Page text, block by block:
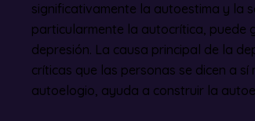
significativamente la autoestima y la
particularmente la autocrítica, puede
depresión. La causa principal de la
críticas que las personas se dicen a sí
autoelogio, ayuda a construir la